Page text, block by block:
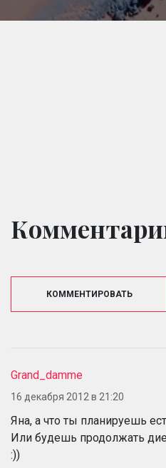
КОММЕНТИРОВАТЬ
Grand_damme
16 декабря 2012 в 21:20
Яна, а что ты планируешь
Или будешь продолжать
:))